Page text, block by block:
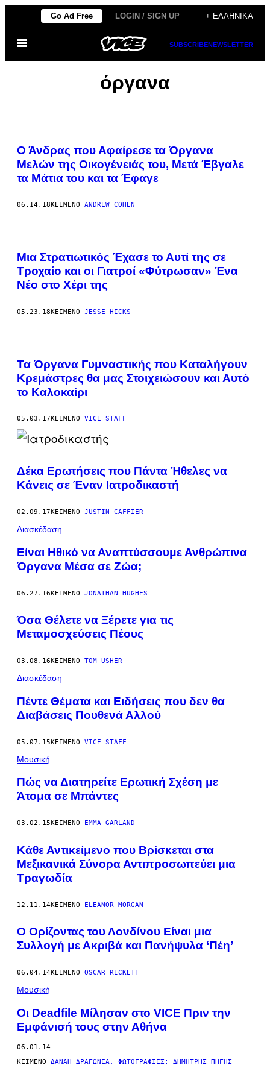
Μετάβαση
περιεχόμενο
Go Ad Free LOGIN / SIGN UP + ΕΛΛΗΝΙΚΆ
Ανοίξτε
μενού
SUBSCRIBENEWSLETTER
όργανα
Ο Άνδρας που Αφαίρεσε τα Όργανα
Mελών της Οικογένειάς του, Μετά Έβγαλε
τα Μάτια του και τα Έφαγε
06.14.18ΚΕΊΜΕΝΟ ANDREW COHEN
Μια Στρατιωτικός Έχασε το Αυτί της σε
Τροχαίο και οι Γιατροί «Φύτρωσαν» Ένα
Νέο στο Χέρι της
05.23.18ΚΕΊΜΕΝΟ JESSE HICKS
Τα Όργανα Γυμναστικής που Καταλήγουν
Κρεμάστρες θα μας Στοιχειώσουν και Αυτό
το Καλοκαίρι
05.03.17ΚΕΊΜΕΝΟ VICE STAFF
Δέκα Ερωτήσεις που Πάντα Ήθελες να
Κάνεις σε Έναν Ιατροδικαστή
02.09.17ΚΕΊΜΕΝΟ JUSTIN CAFFIER
Διασκέδαση
Είναι Ηθικό να Αναπτύσσουμε Ανθρώπινα
Όργανα Mέσα σε Ζώα;
06.27.16ΚΕΊΜΕΝΟ JONATHAN HUGHES
Όσα Θέλετε να Ξέρετε για τις
Μεταμοσχεύσεις Πέους
03.08.16ΚΕΊΜΕΝΟ TOM USHER
Διασκέδαση
Πέντε Θέματα και Ειδήσεις που δεν θα
Διαβάσεις Πουθενά Αλλού
05.07.15ΚΕΊΜΕΝΟ VICE STAFF
Μουσική
Πώς να Διατηρείτε Ερωτική Σχέση με
Άτομα σε Μπάντες
03.02.15ΚΕΊΜΕΝΟ EMMA GARLAND
Κάθε Αντικείμενο που Βρίσκεται στα
Μεξικανικά Σύνορα Αντιπροσωπεύει μια
Τραγωδία
12.11.14ΚΕΊΜΕΝΟ ELEANOR MORGAN
Ο Ορίζοντας του Λονδίνου Είναι μια
Συλλογή με Ακριβά και Πανήψυλα ‘Πέη’
06.04.14ΚΕΊΜΕΝΟ OSCAR RICKETT
Μουσική
Οι Deadfile Mίλησαν στο VICE Πριν την
Εμφάνισή τους στην Αθήνα
06.01.14
ΚΕΊΜΕΝΟ ΔΑΝΆΗ ΔΡΑΓΩΝΈΑ, ΦΩΤΟΓΡΑΦΊΕΣ: ΔΗΜΉΤΡΗΣ ΠΗΓΉΣ